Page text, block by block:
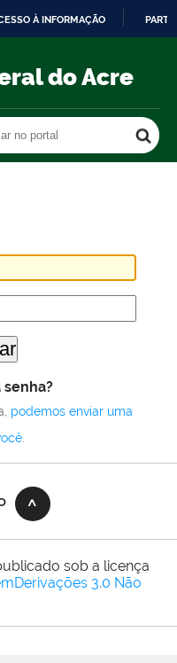
À INFORMAÇÃO
do Acre
Buscar no portal
senha?
podemos enviar uma
.
sob a licença
3.0 Não